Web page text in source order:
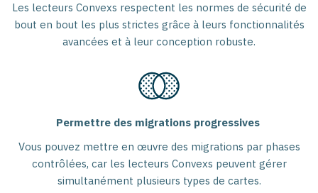
Les lecteurs Convexs respectent les normes de sécurité de
bout en bout les plus strictes grâce à leurs fonctionnalités
avancées et à leur conception robuste.
Permettre des migrations progressives
Vous pouvez mettre en œuvre des migrations par phases
contrôlées, car les lecteurs Convexs peuvent gérer
simultanément plusieurs types de cartes.